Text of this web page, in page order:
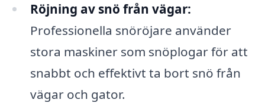
Röjning av snö från vägar:
Professionella snöröjare använder
stora maskiner som snöplogar för att
snabbt och effektivt ta bort snö från
vägar och gator.